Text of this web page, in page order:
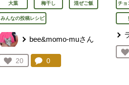
大葉 梅干し 混ぜご飯
みんなの投稿レシピ
bee&momo-muさん
お気に入り登録：
20
人が登録
コメント：
0件。コメントを見る。
チョ